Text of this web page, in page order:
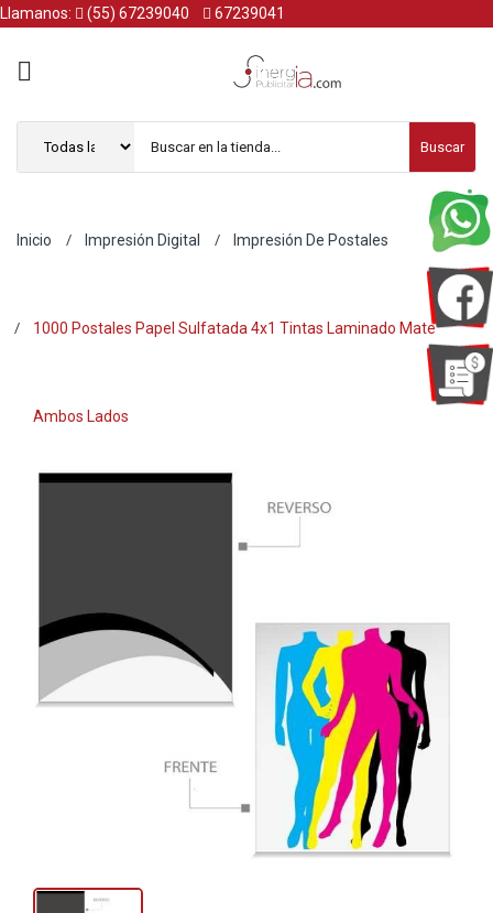
Llamanos: (55) 67239040 67239041
Buscar
Inicio Impresión Digital Impresión De Postales
1000 Postales Papel Sulfatada 4x1 Tintas Laminado Mate
Ambos Lados